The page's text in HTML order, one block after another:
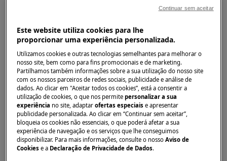
Antes de qualquer operação de manutenção,
desligue o aparelho e retire a ficha da tomada.
Sempre tome cuidado ao mover os aparelhos, para
os aparelhos pesados são necessárias duas pessoas
para movê-los.
Sempre use luvas de segurança e calçados fechados.
Observe que o reparo automático ou não
profissional pode ter consequências de segurança se
não for feito corretamente
Cestas do compartimento do freezer e da
Este website utiliza cookies para lhe
proporcionar uma experiência personalizada.
Utilizamos cookies e outras tecnologias semelhantes para melhorar o
nosso site, bem como para fins promocionais e de marketing.
Partilhamos também informações sobre a sua utilização do nosso site
com os nossos parceiros de redes sociais, publicidade e análise de
dados. Ao clicar em "Aceitar todos os cookies”, está a consentir a
utilização de cookies, o que nos permitepersonalizar a sua
experiência no site, adaptarofertas especiaise apresentar
publicidade personalizada. Ao clicar em “Continuar sem aceitar”,
bloqueia os cookies não essenciais, o que poderá afetar a sua
experiência de navegação e os serviços que lhe conseguimos
disponibilizar. Para mais informações, consulte o nossoAviso de
Cookies e a Declaração de Privacidade de Dados.
Continuar sem aceitar